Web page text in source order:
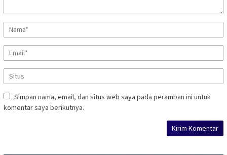
Simpan nama, email, dan situs web saya pada peramban ini untuk
komentar saya berikutnya.